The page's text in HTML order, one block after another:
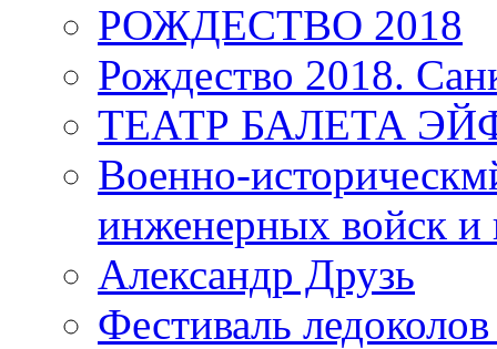
РОЖДЕСТВО 2018
Рождество 2018.
ТЕАТР БАЛЕТА
Военно-
инженерных войск и
Александр Друзь
Фестиваль